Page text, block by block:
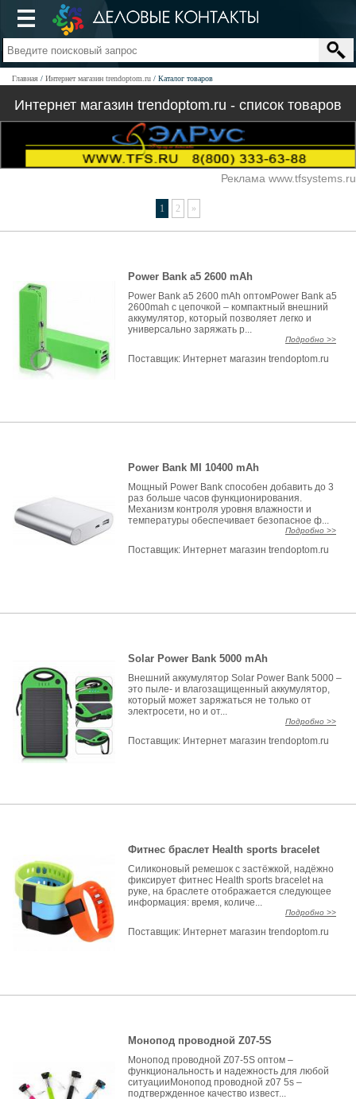
Главная Интернет магазин trendoptom.ru Каталог товаров
Интернет магазин trendoptom.ru - список товаров
Реклама www.tfsystems.ru
1 2 »
Power Bank a5 2600 mAh
Power Bank a5 2600 mAh оптомPower Bank a5
2600mah с цепочкой – компактный внешний
аккумулятор, который позволяет легко и
универсально заряжать р...
Подробно >>
Поставщик: Интернет магазин trendoptom.ru
Power Bank MI 10400 mAh
Мощный Power Bank способен добавить до 3
раз больше часов функционирования.
Механизм контроля уровня влажности и
температуры обеспечивает безопасное ф...
Подробно >>
Поставщик: Интернет магазин trendoptom.ru
Solar Power Bank 5000 mAh
Внешний аккумулятор Solar Power Bank 5000 –
это пыле- и влагозащищенный аккумулятор,
который может заряжаться не только от
электросети, но и от...
Подробно >>
Поставщик: Интернет магазин trendoptom.ru
Фитнес браслет Health sports bracelet
Силиконовый ремешок с застёжкой, надёжно
фиксирует фитнес Health sports bracelet на
руке, на браслете отображается следующее
информация: время, количе...
Подробно >>
Поставщик: Интернет магазин trendoptom.ru
Монопод проводной Z07-5S
Монопод проводной Z07-5S оптом –
функциональность и надежность для любой
ситуацииМонопод проводной z07 5s –
подтвержденное качество извест...